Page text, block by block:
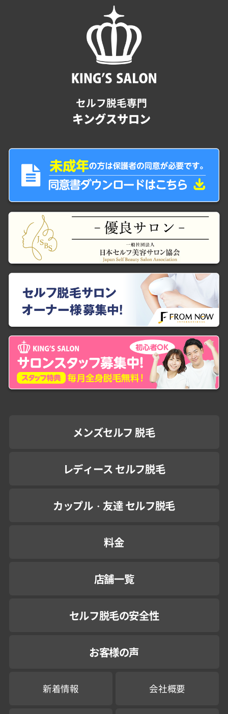
セルフ脱毛専門
キングスサロン
メンズセルフ 脱毛
レディース セルフ脱毛
カップル・友達 セルフ脱毛
料金
店舗一覧
セルフ脱毛の安全性
お客様の声
新着情報 会社概要